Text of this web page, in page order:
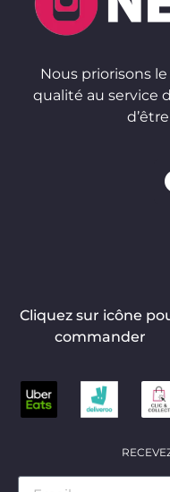
Nous priorisons
qualité au service
Cliquez sur icône
commander